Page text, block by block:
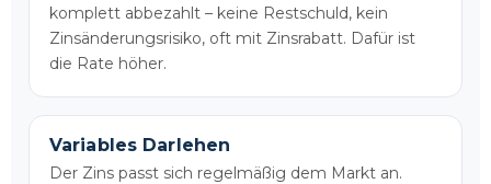
komplett abbezahlt – keine Restschuld, kein
Zinsänderungsrisiko, oft mit Zinsrabatt. Dafür ist
die Rate höher.
Variables Darlehen
Der Zins passt sich regelmäßig dem Markt an.